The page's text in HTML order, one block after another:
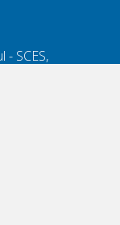
- SCES,